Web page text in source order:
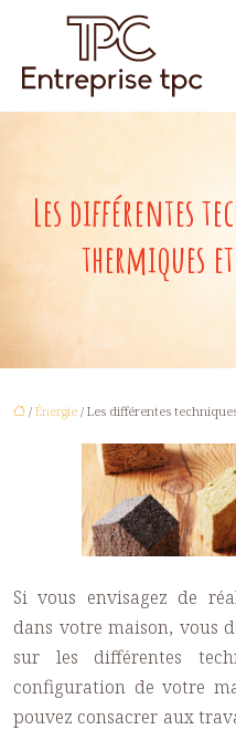
Les différentes
thermiques
/ Énergie / Les différentes
Si vous envisagez de
dans votre maison, vous
sur les différentes
configuration de votre
pouvez consacrer aux